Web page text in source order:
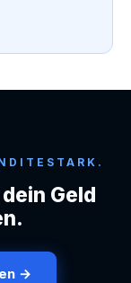
Geld
→